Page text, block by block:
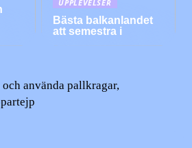
UPPLEVELSER
Bästa balkanlandet
att semestra i
använda pallkragar,